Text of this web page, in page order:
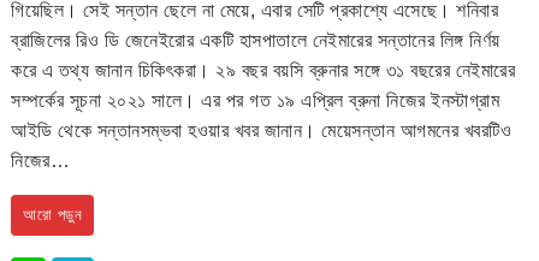
গিয়েছিল। সেই সন্তান ছেলে না মেয়ে, এবার সেটি প্রকাশ্যে এসেছে। শনিবার
ব্রাজিলের রিও ডি জেনেইরোর একটি হাসপাতালে নেইমারের সন্তানের লিঙ্গ নির্ণয়
করে এ তথ্য জানান চিকিৎকরা। ২৯ বছর বয়সি ব্রুনার সঙ্গে ৩১ বছরের নেইমারের
সম্পর্কের সূচনা ২০২১ সালে। এর পর গত ১৯ এপ্রিল ব্রুনা নিজের ইনস্টাগ্রাম
আইডি থেকে সন্তানসম্ভবা হওয়ার খবর জানান। মেয়েসন্তান আগমনের খবরটিও
নিজের…
আরো পড়ুন